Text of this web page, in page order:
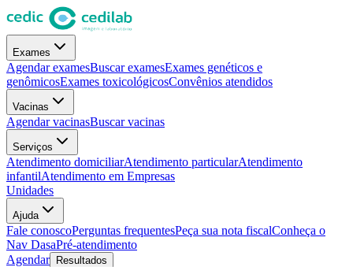
Exames
Agendar examesBuscar examesExames genéticos e
genômicosExames toxicológicosConvênios atendidos
Vacinas
Agendar vacinasBuscar vacinas
Serviços
Atendimento domiciliarAtendimento particularAtendimento
infantilAtendimento em Empresas
Unidades
Ajuda
Fale conoscoPerguntas frequentesPeça sua nota fiscalConheça o
Nav DasaPré-atendimento
Agendar
Resultados